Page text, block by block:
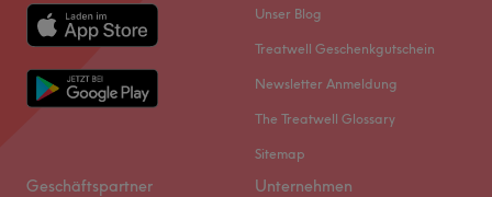
Unser Blog
Treatwell Geschenkgutschein
Newsletter Anmeldung
The Treatwell Glossary
Sitemap
Geschäftspartner Unternehmen